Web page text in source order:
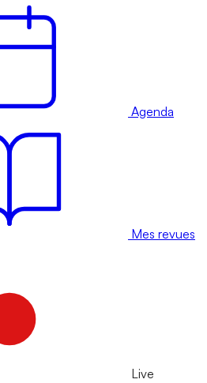
Agenda
Mes revues
Live